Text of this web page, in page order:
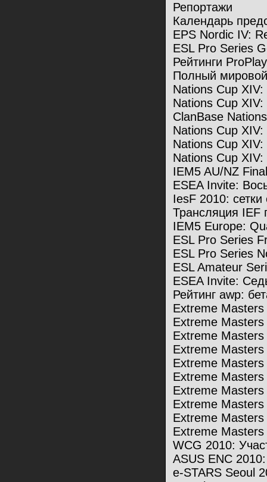
Репортажи
Календарь
EPS Nordic IV:
ESL Pro Series
Рейтинги
Полный
Nations Cup
Nations Cup
ClanBase
Nations Cup XIV:
Nations Cup
Nations Cup
IEM5 AU/NZ
ESEA Invite:
IesF 2010: сетки
Трансляция IEF
IEM5 Europe:
ESL Pro Series
ESL Pro Series
ESL Amateur
ESEA Invite:
Рейтинг awp:
Extreme
Extreme
Extreme
Extreme
Extreme
Extreme
Extreme
Extreme
Extreme
Extreme
WCG 2010:
ASUS ENC
e-STARS Seoul